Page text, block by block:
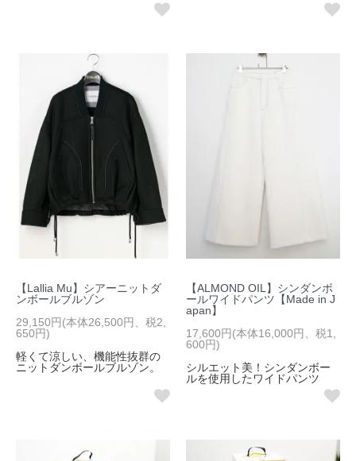
【Lallia Mu】シアーニットダ
ンボールブルゾン
29,150円(本体26,500円、税2,
650円)
軽くて涼しい、機能性抜群の
ニットダンボールブルゾン。
【ALMOND OIL】シンダンボ
ールワイドパンツ【Made in J
apan】
17,600円(本体16,000円、税1,
600円)
シルエット美！シンダンボー
ルを使用したワイドパンツ